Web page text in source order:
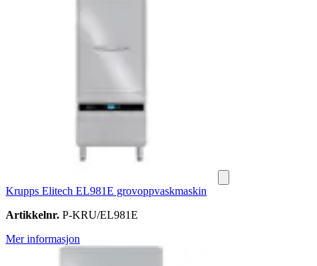
Krupps Elitech EL981E grovoppvaskmaskin
Artikkelnr. P-KRU/EL981E
Mer informasjon